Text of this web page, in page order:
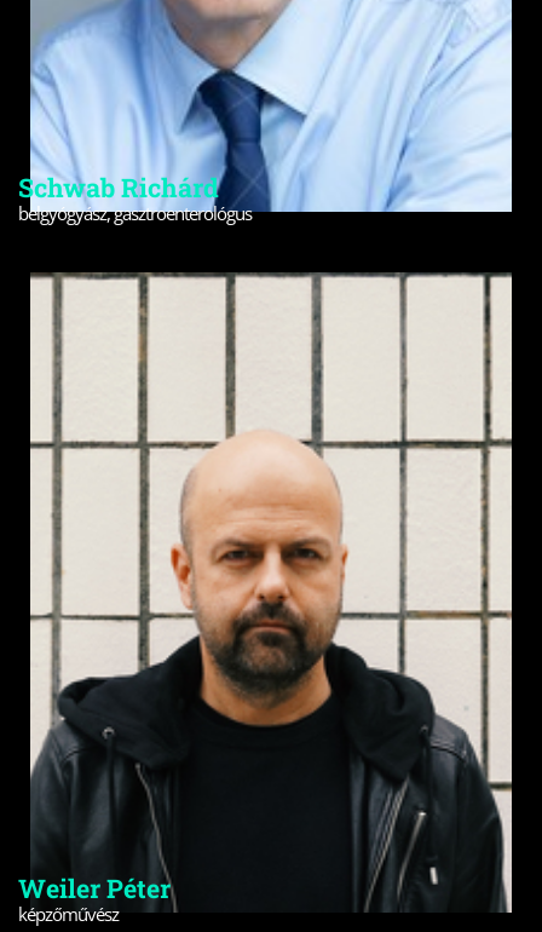
Schwab Richárd
belgyógyász, gasztroenterológus
Weiler Péter
képzőművész